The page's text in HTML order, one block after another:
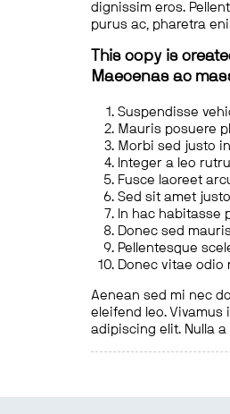
dignissim eros.
purus ac, pharetra
This copy is
Maecenas ac
Suspendisse
Mauris posuere
Morbi sed justo
Integer a leo
Fusce laoreet
Sed sit amet
In hac habitasse
Donec sed
Pellentesque
Donec vitae odio
Aenean sed mi nec
eleifend leo.
adipiscing elit. Nulla